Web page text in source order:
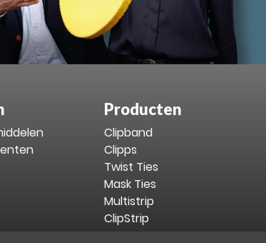
Producten
Clipband
Clipps
Twist Ties
Mask Ties
Multistrip
ClipStrip